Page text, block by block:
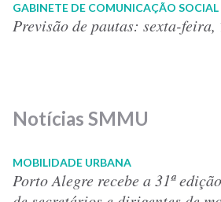
GABINETE DE COMUNICAÇÃO SOCIAL
Previsão de pautas: sexta-feira,
Notícias SMMU
MOBILIDADE URBANA
Porto Alegre recebe a 31ª